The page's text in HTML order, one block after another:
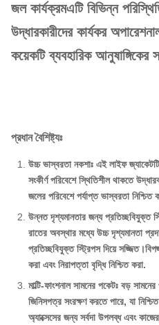
জল কার্যক্রমএটি বিভিন্ন
উদ্ধারকারীদের কার্যকর
কয়েকটি ব্যবহারিক আনুষাঙ্গিকের
প্রধান বৈশিষ্ট্যঃ
উচ্চ ভাস্বরতা নকশাঃ এই লাইফ
সংকীর্ণ পরিবেশে স্থিতিশীল থাকতে
জলের পরিবেশে পর্যাপ্ত ভাস্বরতা নিশ্চিত
উন্নত দৃশ্যমানতার জন্য প্রতিচ্ছবিযুক্ত
রাতের অবস্থার মধ্যে উচ্চ দৃশ্যমানতা
প্রতিচ্ছবিযুক্ত স্ট্রিপস দিয়ে
করা এবং নিরাপত্তা বৃদ্ধি নিশ্চিত করা.
মাল্টি-ফাংশনাল সামনের পকেটঃ বড়
জিনিসপত্র সংরক্ষণ করতে পারে, যা
অ্যাক্সেসের জন্য সর্বদা উপলব্ধ এবং